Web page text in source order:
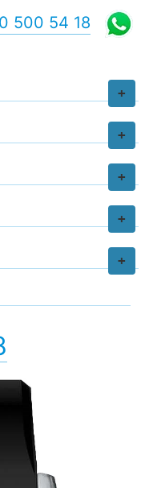
+
+
+
+
+
500 54 18